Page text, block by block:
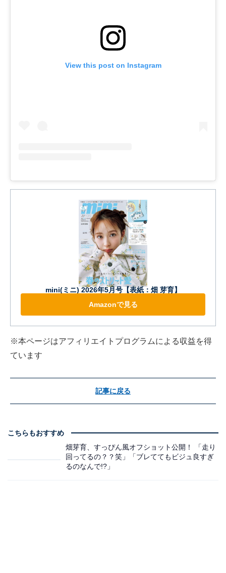
View this post on Instagram
mini(ミニ) 2026年5月号【表紙：畑 芽育】
Amazonで見る
※本ページはアフィリエイトプログラムによる収益を得
ています
記事に戻る
こちらもおすすめ
畑芽育、すっぴん風オフショット公開！ 「走り
回ってるの？？笑」「ブレててもビジュ良すぎ
るのなんで!?」